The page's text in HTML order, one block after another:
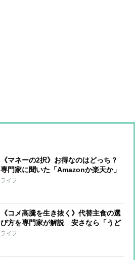
《マネーの2択》お得なのはどっち？
専門家に聞いた「Amazonか楽天か」
「買い物はリアル店舗かネットスーパ
ライフ
《コメ高騰を生き抜く》代替主食の選
び方を専門家が解説 安さなら「うど
ん」、栄養なら「パスタ」、長続きさ
ライフ